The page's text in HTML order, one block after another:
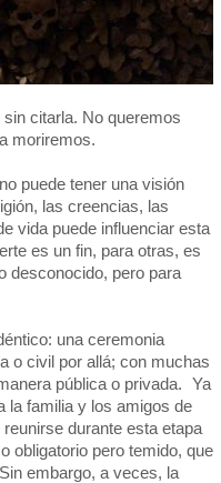
citarla. No queremos
moriremos.
puede tener una visión
las creencias, las
vida puede influenciar esta
es un fin, para otras, es
desconocido, pero para
una ceremonia
o civil por allá; con muchas
pública o privada. Ya
la familia y los amigos de
durante esta etapa
obligatorio pero temido, que
embargo, a veces, la